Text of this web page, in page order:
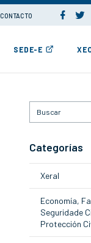
CONTACTO
SEDE-E
Categorías
Xeral
Economía,
Seguridade
Protección